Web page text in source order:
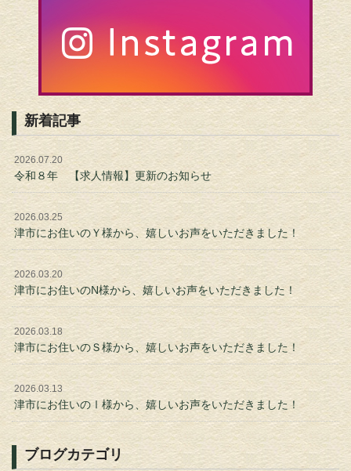
新着記事
2026.07.20
令和８年 【求人情報】更新のお知らせ
2026.03.25
津市にお住いのＹ様から、嬉しいお声をいただきました！
2026.03.20
津市にお住いのN様から、嬉しいお声をいただきました！
2026.03.18
津市にお住いのＳ様から、嬉しいお声をいただきました！
2026.03.13
津市にお住いのⅠ様から、嬉しいお声をいただきました！
ブログカテゴリ